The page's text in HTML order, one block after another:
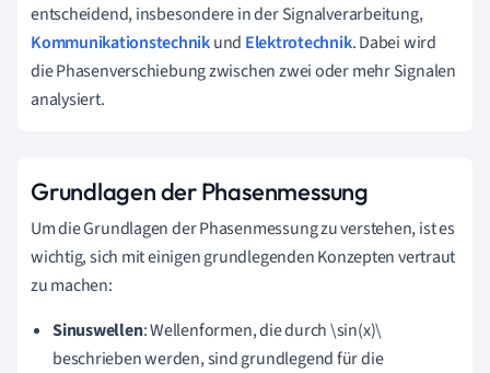
entscheidend, insbesondere in der Signalverarbeitung,
Kommunikationstechnikund Elektrotechnik. Dabei wird
die Phasenverschiebung zwischen zwei oder mehr Signalen
analysiert.
Grundlagen der Phasenmessung
Um die Grundlagen der Phasenmessung zu verstehen, ist es
wichtig, sich mit einigen grundlegenden Konzepten vertraut
zu machen:
Sinuswellen: Wellenformen, die durch \sin(x)\
beschrieben werden, sind grundlegend für die